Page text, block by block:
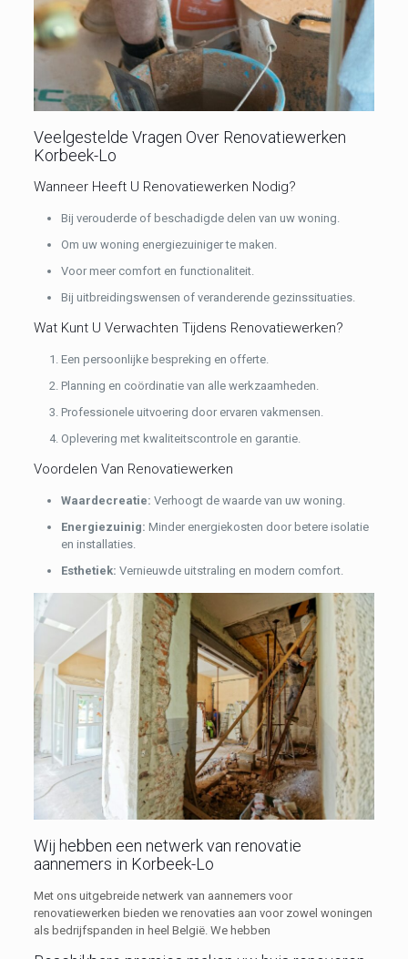
Veelgestelde Vragen Over Renovatiewerken
Korbeek-Lo
Wanneer Heeft U Renovatiewerken Nodig?
Bij verouderde of beschadigde delen van uw woning.
Om uw woning energiezuiniger te maken.
Voor meer comfort en functionaliteit.
Bij uitbreidingswensen of veranderende gezinssituaties.
Wat Kunt U Verwachten Tijdens Renovatiewerken?
Een persoonlijke bespreking en offerte.
Planning en coördinatie van alle werkzaamheden.
Professionele uitvoering door ervaren vakmensen.
Oplevering met kwaliteitscontrole en garantie.
Voordelen Van Renovatiewerken
Waardecreatie: Verhoogt de waarde van uw woning.
Energiezuinig: Minder energiekosten door betere isolatie
en installaties.
Esthetiek: Vernieuwde uitstraling en modern comfort.
Wij hebben een netwerk van renovatie
aannemers in Korbeek-Lo
Met ons uitgebreide netwerk van aannemers voor
renovatiewerken bieden we renovaties aan voor zowel woningen
als bedrijfspanden in heel België. We hebben